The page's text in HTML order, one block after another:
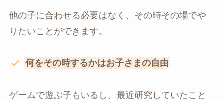
他の子に合わせる必要はなく、その時その場でや
りたいことができます。
何をその時するかはお子さまの自由
ゲームで遊ぶ子もいるし、最近研究していたこと